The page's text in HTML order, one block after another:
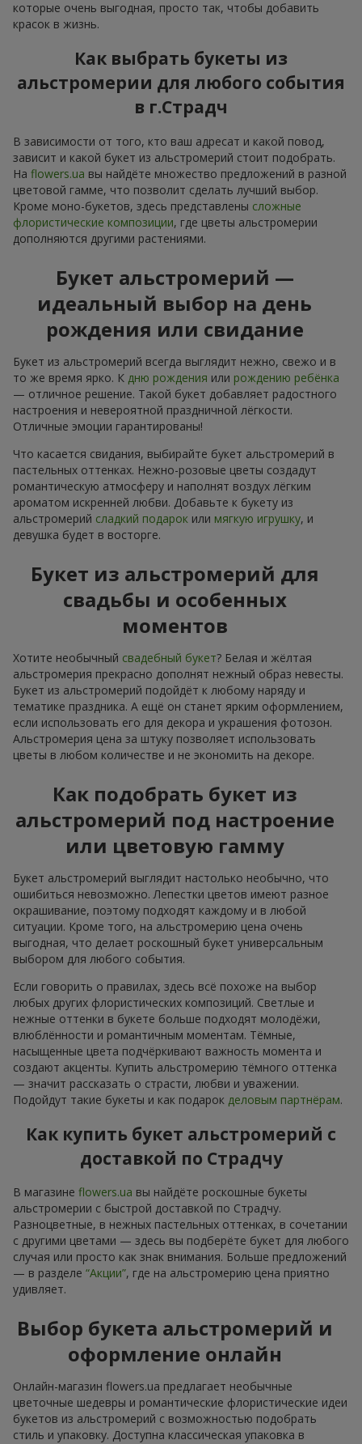
которые очень выгодная, просто так, чтобы добавить
красок в жизнь.
Как выбрать букеты из
альстромерии для любого события
в г.Страдч
В зависимости от того, кто ваш адресат и какой повод,
зависит и какой букет из альстромерий стоит подобрать.
На flowers.ua вы найдёте множество предложений в разной
цветовой гамме, что позволит сделать лучший выбор.
Кроме моно-букетов, здесь представлены сложные
флористические композиции, где цветы альстромерии
дополняются другими растениями.
Букет альстромерий —
идеальный выбор на день
рождения или свидание
Букет из альстромерий всегда выглядит нежно, свежо и в
то же время ярко. К дню рождения или рождению ребёнка
— отличное решение. Такой букет добавляет радостного
настроения и невероятной праздничной лёгкости.
Отличные эмоции гарантированы!
Что касается свидания, выбирайте букет альстромерий в
пастельных оттенках. Нежно-розовые цветы создадут
романтическую атмосферу и наполнят воздух лёгким
ароматом искренней любви. Добавьте к букету из
альстромерий сладкий подарок или мягкую игрушку, и
девушка будет в восторге.
Букет из альстромерий для
свадьбы и особенных
моментов
Хотите необычный свадебный букет? Белая и жёлтая
альстромерия прекрасно дополнят нежный образ невесты.
Букет из альстромерий подойдёт к любому наряду и
тематике праздника. А ещё он станет ярким оформлением,
если использовать его для декора и украшения фотозон.
Альстромерия цена за штуку позволяет использовать
цветы в любом количестве и не экономить на декоре.
Как подобрать букет из
альстромерий под настроение
или цветовую гамму
Букет альстромерий выглядит настолько необычно, что
ошибиться невозможно. Лепестки цветов имеют разное
окрашивание, поэтому подходят каждому и в любой
ситуации. Кроме того, на альстромерию цена очень
выгодная, что делает роскошный букет универсальным
выбором для любого события.
Если говорить о правилах, здесь всё похоже на выбор
любых других флористических композиций. Светлые и
нежные оттенки в букете больше подходят молодёжи,
влюблённости и романтичным моментам. Тёмные,
насыщенные цвета подчёркивают важность момента и
создают акценты. Купить альстромерию тёмного оттенка
— значит рассказать о страсти, любви и уважении.
Подойдут такие букеты и как подарок деловым партнёрам.
Как купить букет альстромерий с
доставкой по Страдчу
В магазине flowers.ua вы найдёте роскошные букеты
альстромерии с быстрой доставкой по Страдчу.
Разноцветные, в нежных пастельных оттенках, в сочетании
с другими цветами — здесь вы подберёте букет для любого
случая или просто как знак внимания. Больше предложений
— в разделе “Акции”, где на альстромерию цена приятно
удивляет.
Выбор букета альстромерий и
оформление онлайн
Онлайн-магазин flowers.ua предлагает необычные
цветочные шедевры и романтические флористические идеи
букетов из альстромерий с возможностью подобрать
стиль и упаковку. Доступна классическая упаковка в